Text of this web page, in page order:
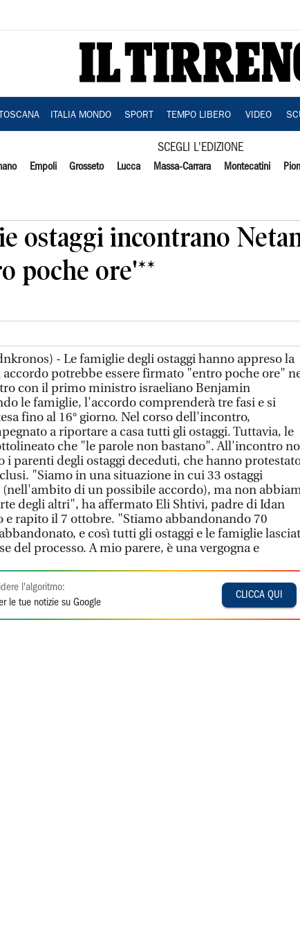
TOSCANA ITALIA MONDO SPORT TEMPO LIBERO VIDEO
SCEGLI L'EDIZIONE
Empoli Grosseto Lucca Massa-Carrara Montecatini
ostaggi incontrano
poche ore'**
- Le famiglie degli ostaggi hanno appreso la
potrebbe essere firmato "entro poche ore"
con il primo ministro israeliano Benjamin
le famiglie, l'accordo comprenderà tre fasi e si
fino al 16° giorno. Nel corso dell'incontro,
a riportare a casa tutti gli ostaggi. Tuttavia, le
che "le parole non bastano". All'incontro
i parenti degli ostaggi deceduti, che hanno
"Siamo in una situazione in cui 33 ostaggi
di un possibile accordo), ma non
degli altri", ha affermato Eli Shtivi, padre di Idan
e rapito il 7 ottobre. "Stiamo abbandonando 70
e così tutti gli ostaggi e le famiglie
del processo. A mio parere, è una vergogna e
l'algoritmo:
le tue notizie su Google
CLICCA QUI